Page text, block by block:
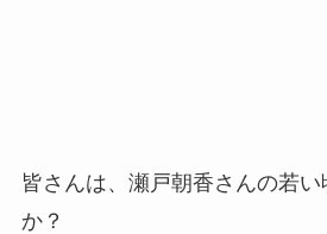
皆さんは、瀬戸朝香さんの若
か？